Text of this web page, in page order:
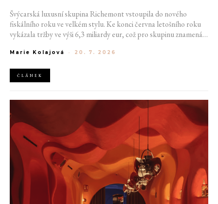
Švýcarská luxusní skupina Richemont vstoupila do nového
fiskálního roku ve velkém stylu. Ke konci června letošního roku
vykázala tržby ve výši 6,3 miliardy eur, což pro skupinu znamená
luxusním zůstává i přes přetrvávající ekonomickou nejistotu
Marie Kolajová - 20. 7. 2026
ČLÁNEK